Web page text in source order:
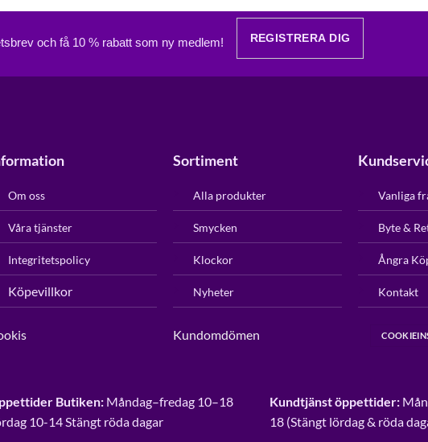
och få 10 % rabatt som ny medlem! REGISTRERA DIG
Om oss
Våra tjänster
Integritetspolicy
Köpevillkor
Sortiment
Alla produkter
Smycken
Klockor
Nyheter
Kundomdömen
Vanliga
Byte &
Ångra
Kontakt
Butiken: Måndag–fredag 10–18
10-14 Stängt röda dagar
Kundtjänst öppettider:
18 (Stängt lördag & röda